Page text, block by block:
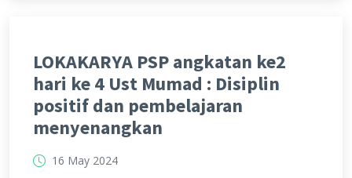
LOKAKARYA PSP angkatan ke2
hari ke 4 Ust Mumad : Disiplin
positif dan pembelajaran
menyenangkan
16 May 2024